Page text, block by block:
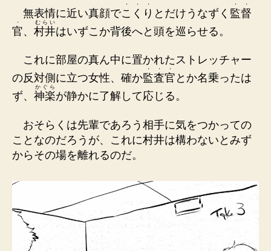
無表情に近い真顔でこ
・
く
・
り
・
とだけうなずく 監
・
督
・
官
・
、 村井
むらい
はいずこか背後へと頭を巡らせる。
これに部屋の真ん中に置かれたストレッチャー
の反対側に立つ女性、確か監
・
査
・
官
・
とか名乗ったは
ず、 神楽
かぐら
が静かに了解して応じる。
おそらくは先輩であろう相手に気をつかっての
ことなのだろうが、これに村井は構わないとみず
からその場を離れるのだ。